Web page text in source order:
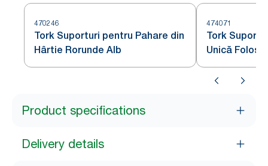
470246
Tork Suporturi pentru Pahare din
Hârtie Rorunde Alb
474071
Tork
Unică
Product specifications
Delivery details